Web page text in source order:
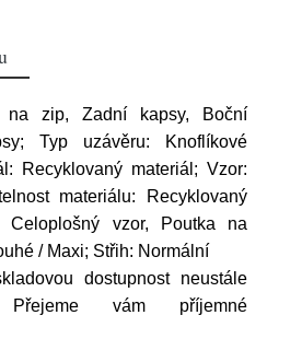
na zip, Zadní kapsy, Boční
Typ uzávěru: Knoflíkové
Recyklovaný materiál; Vzor:
materiálu: Recyklovaný
Celoplošný vzor, Poutka na
/ Maxi; Střih: Normální
dostupnost neustále
Přejeme vám příjemné